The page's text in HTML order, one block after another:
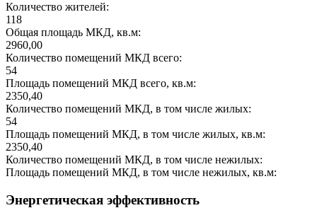
Количество жителей:
118
Общая площадь МКД, кв.м:
2960,00
Количество помещений МКД всего:
54
Площадь помещений МКД всего, кв.м:
2350,40
Количество помещений МКД, в том числе жилых:
54
Площадь помещений МКД, в том числе жилых, кв.м:
2350,40
Количество помещений МКД, в том числе нежилых:
Площадь помещений МКД, в том числе нежилых, кв.м:
Энергетическая эффективность